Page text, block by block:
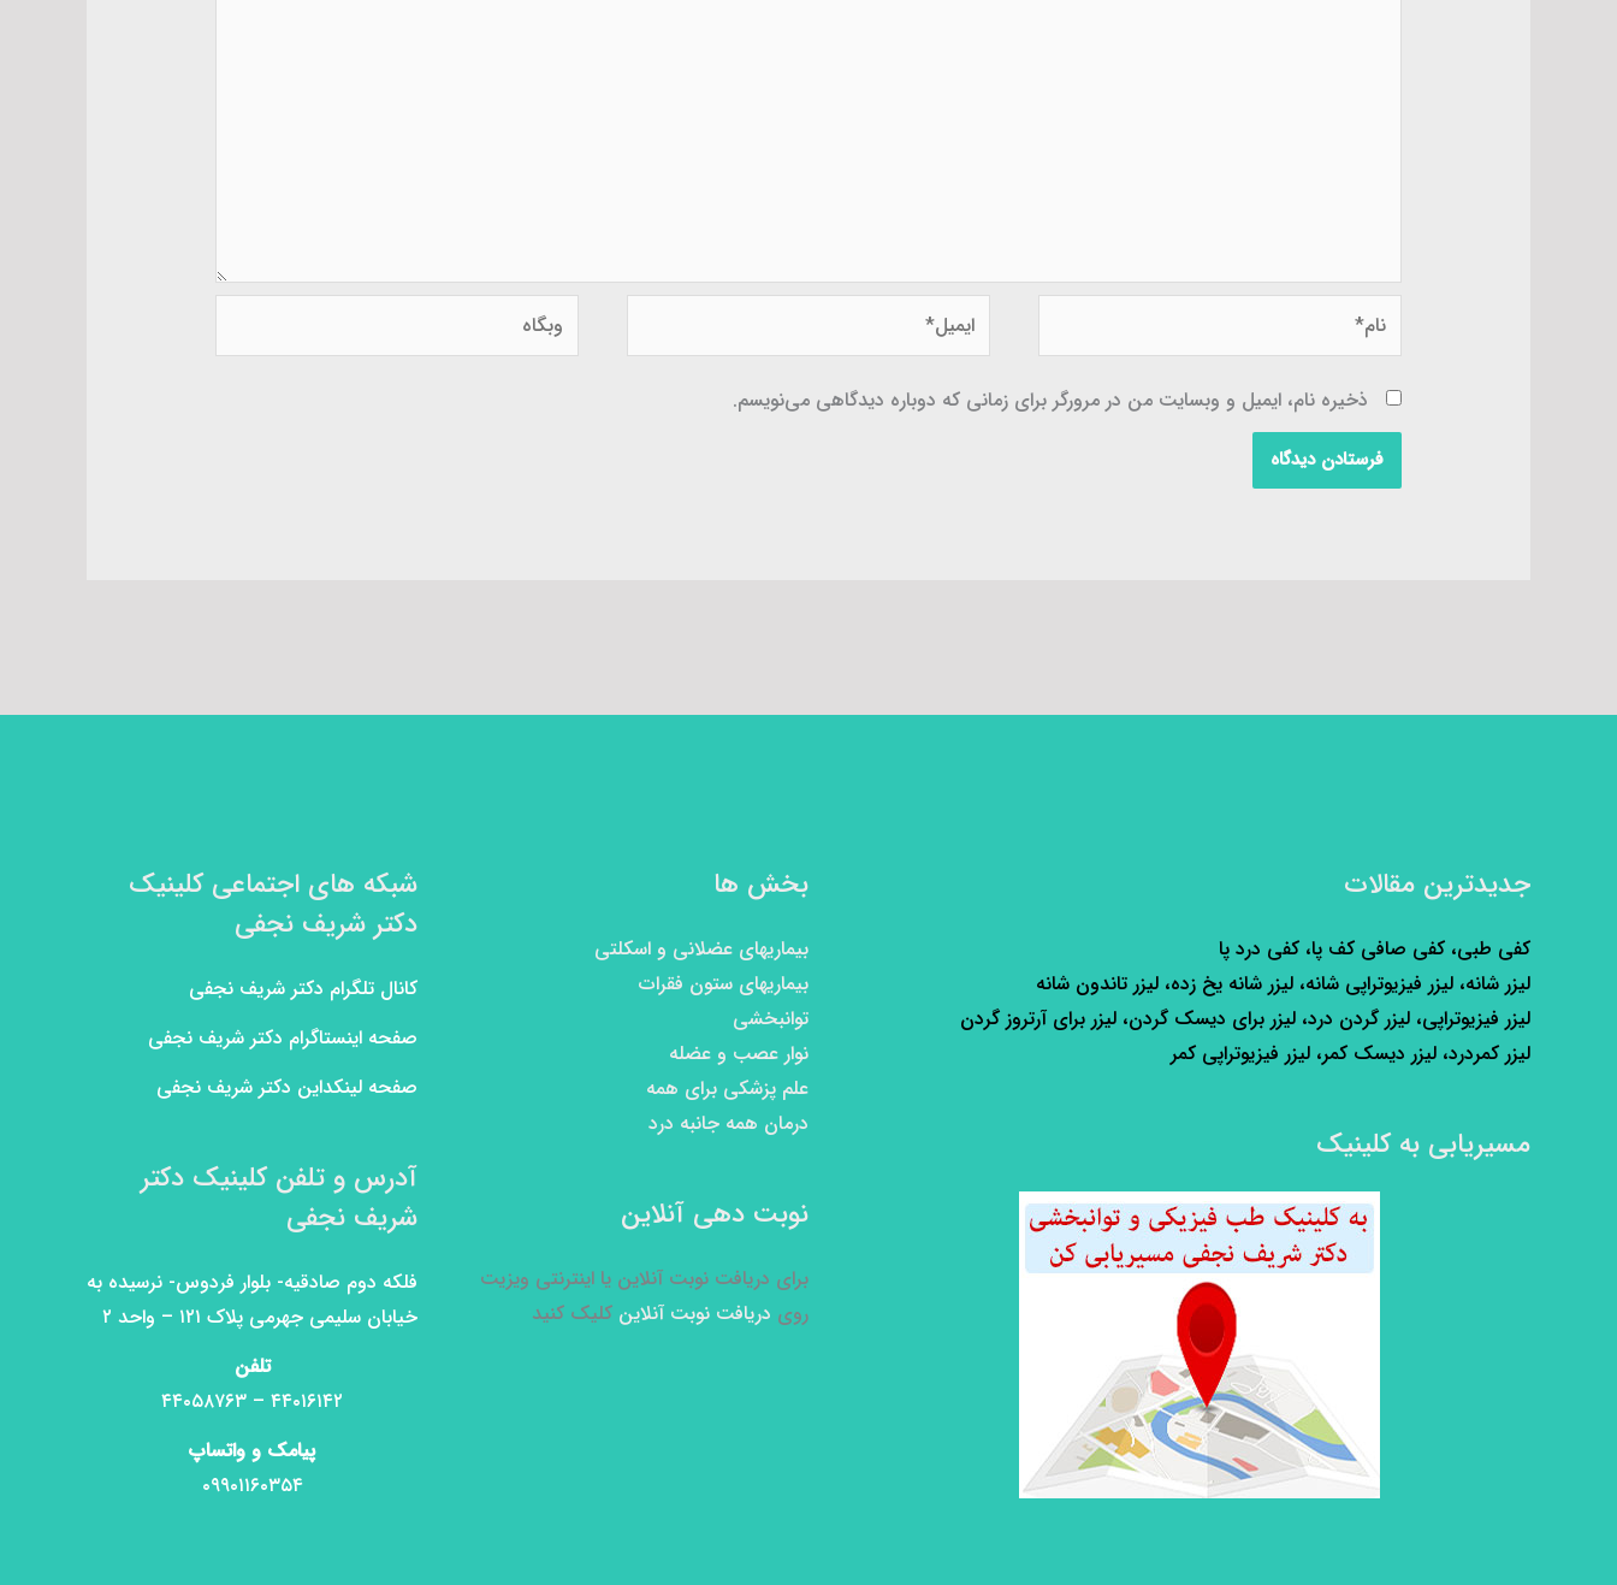
نام* ایمیل* وبگاه
ذخیره نام، ایمیل و وبسایت من در مرورگر برای زمانی که دوباره دیدگاهی می‌نویسم.
جدیدترین مقالات
کفی طبی، کفی صافی کف پا، کفی درد پا
لیزر شانه، لیزر فیزیوتراپی شانه، لیزر شانه یخ زده، لیزر تاندون شانه
لیزر فیزیوتراپی، لیزر گردن درد، لیزر برای دیسک گردن، لیزر برای آرتروز گردن
لیزر کمردرد، لیزر دیسک کمر، لیزر فیزیوتراپی کمر
مسیریابی به کلینیک
بخش ها
بیماریهای عضلانی و اسکلتی
بیماریهای ستون فقرات
توانبخشی
نوار عصب و عضله
علم پزشکی برای همه
درمان همه جانبه درد
نوبت دهی آنلاین
برای دریافت نوبت آنلاین یا اینترنتی ویزیت
روی دریافت نوبت آنلاین کلیک کنید
شبکه های اجتماعی کلینیک
دکتر شریف نجفی
کانال تلگرام دکتر شریف نجفی
صفحه اینستاگرام دکتر شریف نجفی
صفحه لینکداین دکتر شریف نجفی
آدرس و تلفن کلینیک دکتر
شریف نجفی
فلکه دوم صادقیه- بلوار فردوس- نرسیده به
خیابان سلیمی جهرمی پلاک ۱۲۱ – واحد ۲
تلفن
۴۴۰۱۶۱۴۲ – ۴۴۰۵۸۷۶۳
پیامک و واتساپ
۰۹۹۰۱۱۶۰۳۵۴